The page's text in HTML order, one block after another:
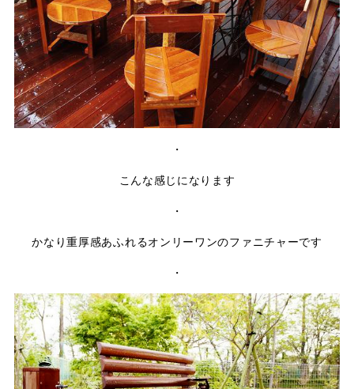
・
こんな感じになります
・
かなり重厚感あふれるオンリーワンのファニチャーです
・